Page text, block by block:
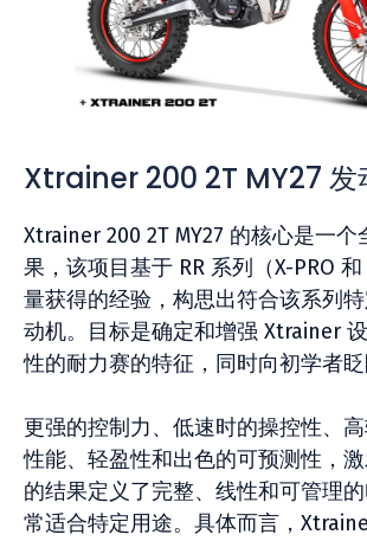
Xtrainer 200 2T MY27 发
Xtrainer 200 2T MY27 的核心是一个
果，该项目基于 RR 系列（X-PRO 和
量获得的经验，构思出符合该系列
动机。目标是确定和增强 Xtrainer
性的耐力赛的特征，同时向初学者眨
更强的控制力、低速时的操控性、
性能、轻盈性和出色的可预测性，
的结果定义了完整、线性和可管理
常适合特定用途。具体而言，